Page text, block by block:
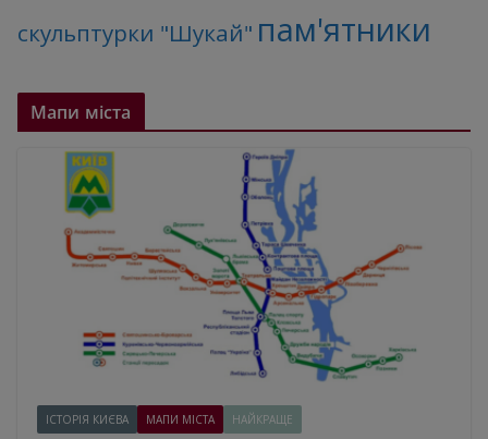
скульптурки "Шукай" пам'ятники
Мапи міста
ІСТОРІЯ КИЄВА МАПИ МІСТА НАЙКРАЩЕ